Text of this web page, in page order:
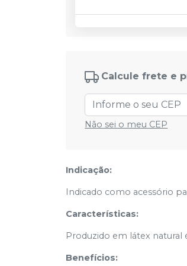
Calcule frete e
Não sei o meu CEP
Indicação:
Indicado como acessório
Características:
Produzido em látex natural
Benefícios: